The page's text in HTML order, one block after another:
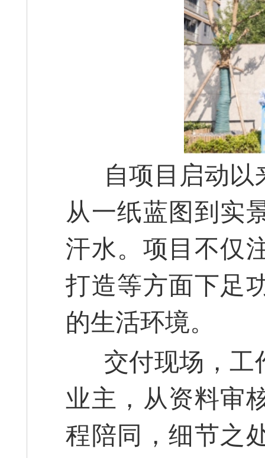
自项目启动以
从一纸蓝图到实
汗水。项目不仅
打造等方面下足
的生活环境。
交付现场，工
业主，从资料审
程陪同，细节之